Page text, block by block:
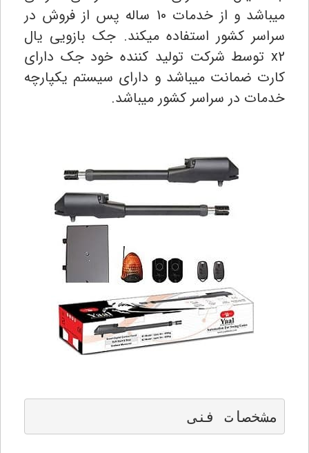
میباشد و از خدمات 10 ساله پس از فروش در
سراسر کشور استفاده میکند. جک بازویی یال
x2 توسط شرکت تولید کننده خود جک دارای
کارت ضمانت میباشد و دارای سیستم یکپارچه
خدمات در سراسر کشور میباشد.
مشخصات فنی